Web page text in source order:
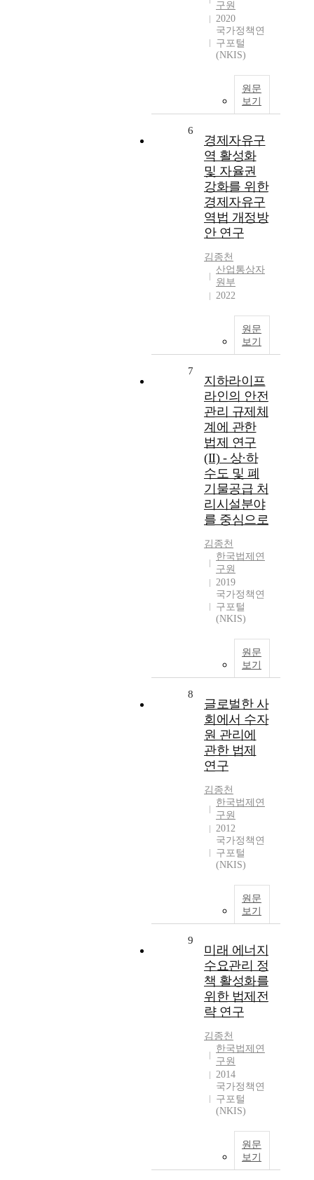
구원
2020
국가정책연
구포털
(NKIS)
원문
보기
6
경제자유구
역 활성화
및 자율권
강화를 위한
경제자유구
역법 개정방
안 연구
김종천
산업통상자
원부
2022
원문
보기
7
지하라이프
라인의 안전
관리 규제체
계에 관한
법제 연구
(II) - 상·하
수도 및 폐
기물공급 처
리시설분야
를 중심으로
김종천
한국법제연
구원
2019
국가정책연
구포털
(NKIS)
원문
보기
8
글로벌한 사
회에서 수자
원 관리에
관한 법제
연구
김종천
한국법제연
구원
2012
국가정책연
구포털
(NKIS)
원문
보기
9
미래 에너지
수요관리 정
책 활성화를
위한 법제전
략 연구
김종천
한국법제연
구원
2014
국가정책연
구포털
(NKIS)
원문
보기